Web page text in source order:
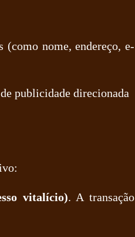
(como nome, endereço, e-
publicidade direcionada
vitalício). A transação